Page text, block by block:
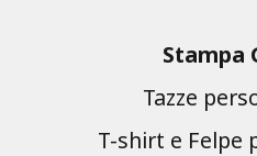
Stampa
Tazze
T-shirt e Felpe